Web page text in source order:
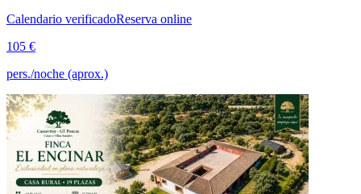
Calendario verificadoReserva online
105 €
pers./noche (aprox.)